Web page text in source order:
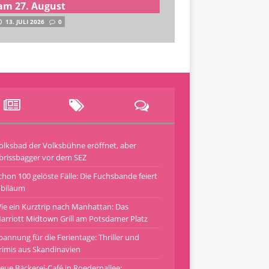
27. August
13. JULI 2026 0
der Volksbühne eröffnet, aber
vor dem SEZ
100 gelöste Fälle: Die Fuchsbande feiert
ein Kurztrip nach Manhattan: Das
Midtown Grill am Potsdamer Platz
für die Ferientage: Thriller und
aus Skandinavien